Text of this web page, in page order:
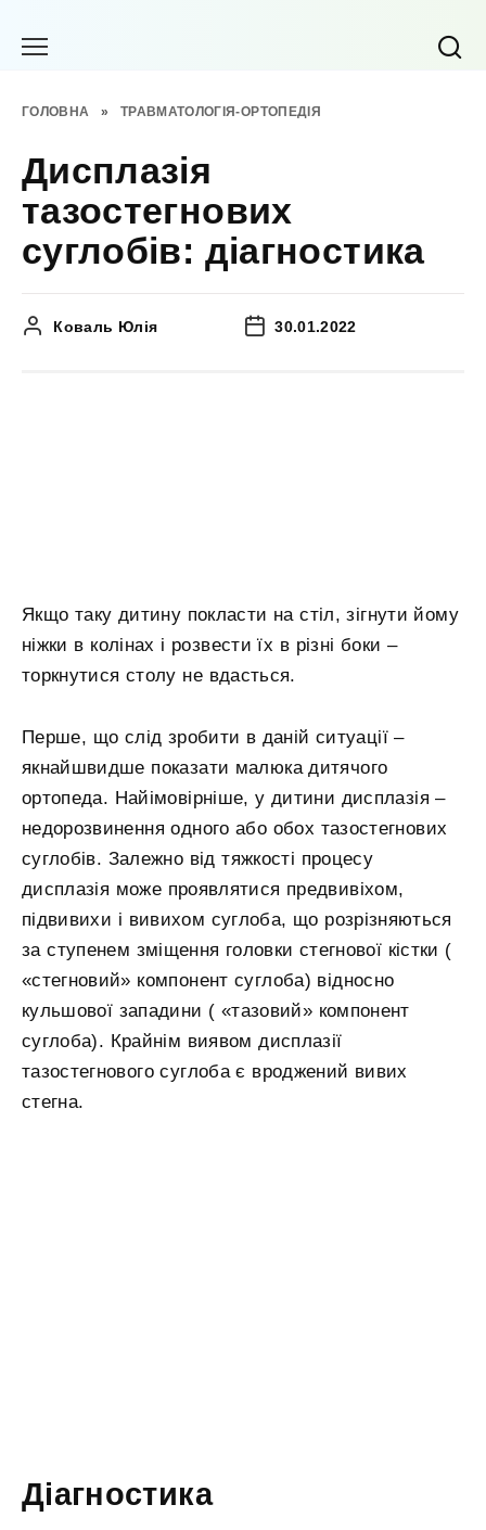
ГОЛОВНА » ТРАВМАТОЛОГІЯ-ОРТОПЕДІЯ
Дисплазія
тазостегнових
суглобів: діагностика
Коваль Юлія 30.01.2022
Якщо таку дитину покласти на стіл, зігнути йому
ніжки в колінах і розвести їх в різні боки –
торкнутися столу не вдасться.
Перше, що слід зробити в даній ситуації –
якнайшвидше показати малюка дитячого
ортопеда. Найімовірніше, у дитини дисплазія –
недорозвинення одного або обох тазостегнових
суглобів. Залежно від тяжкості процесу
дисплазія може проявлятися предвивіхом,
підвивихи і вивихом суглоба, що розрізняються
за ступенем зміщення головки стегнової кістки (
«стегновий» компонент суглоба) відносно
кульшової западини ( «тазовий» компонент
суглоба). Крайнім виявом дисплазії
тазостегнового суглоба є вроджений вивих
стегна.
Діагностика